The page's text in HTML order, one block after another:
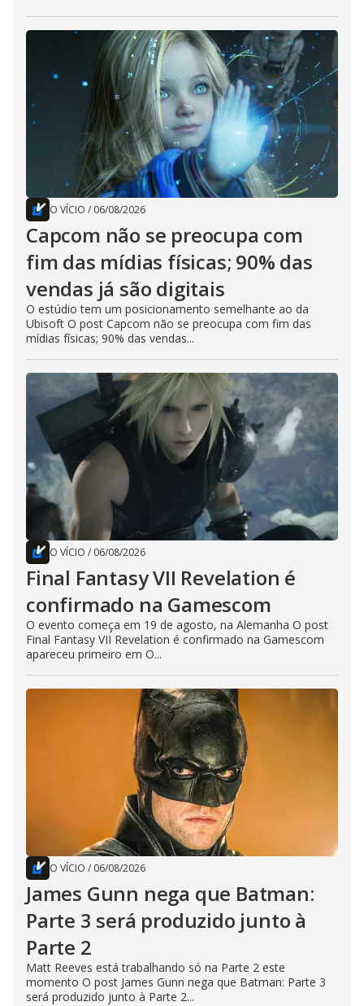
O VÍCIO / 06/08/2026
Capcom não se preocupa com
fim das mídias físicas; 90% das
vendas já são digitais
O estúdio tem um posicionamento semelhante ao da
Ubisoft O post Capcom não se preocupa com fim das
mídias físicas; 90% das vendas...
O VÍCIO / 06/08/2026
Final Fantasy VII Revelation é
confirmado na Gamescom
O evento começa em 19 de agosto, na Alemanha O post
Final Fantasy VII Revelation é confirmado na Gamescom
apareceu primeiro em O...
O VÍCIO / 06/08/2026
James Gunn nega que Batman:
Parte 3 será produzido junto à
Parte 2
Matt Reeves está trabalhando só na Parte 2 este
momento O post James Gunn nega que Batman: Parte 3
será produzido junto à Parte 2...